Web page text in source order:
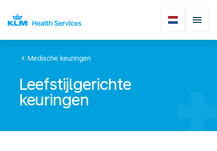
chevron_left Medische keuringen
Leefstijlgerichte
keuringen